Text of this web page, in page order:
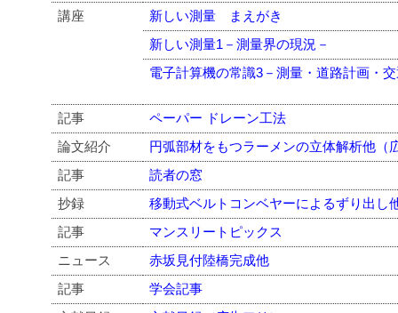
講座
新しい測量 まえがき
新しい測量1－測量界の現況－
電子計算機の常識3－測量・道路計画・
記事
ペーパー ドレーン工法
論文紹介
円弧部材をもつラーメンの立体解析他（
記事
読者の窓
抄録
移動式ベルトコンベヤーによるずり出し
記事
マンスリートピックス
ニュース
赤坂見付陸橋完成他
記事
学会記事